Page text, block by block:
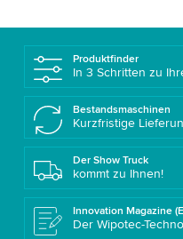
Produktfinder
In 3 Schritten zu
Bestandsmaschinen
Kurzfristige
Der Show Truck
kommt zu Ihnen!
Innovation Magazine
Der Wipotec-